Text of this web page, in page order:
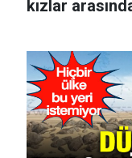
kızlar